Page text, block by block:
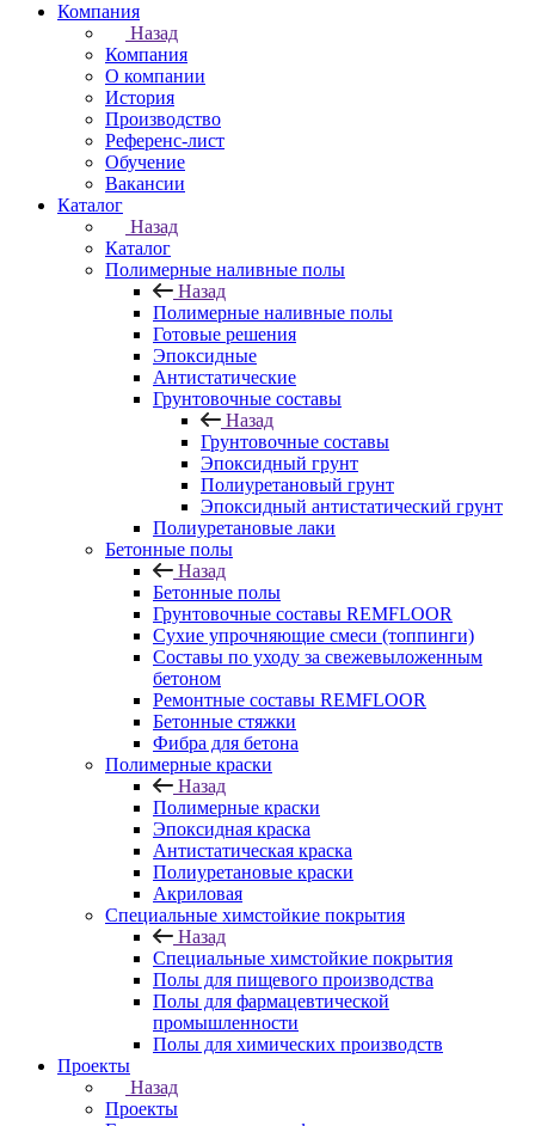
Компания
Назад
Компания
О компании
История
Производство
Референс-лист
Обучение
Вакансии
Каталог
Назад
Каталог
Полимерные наливные полы
Назад
Полимерные наливные полы
Готовые решения
Эпоксидные
Антистатические
Грунтовочные составы
Назад
Грунтовочные составы
Эпоксидный грунт
Полиуретановый грунт
Эпоксидный антистатический грунт
Полиуретановые лаки
Бетонные полы
Назад
Бетонные полы
Грунтовочные составы REMFLOOR
Сухие упрочняющие смеси (топпинги)
Составы по уходу за свежевыложенным
бетоном
Ремонтные составы REMFLOOR
Бетонные стяжки
Фибра для бетона
Полимерные краски
Назад
Полимерные краски
Эпоксидная краска
Антистатическая краска
Полиуретановые краски
Акриловая
Специальные химстойкие покрытия
Назад
Специальные химстойкие покрытия
Полы для пищевого производства
Полы для фармацевтической
промышленности
Полы для химических производств
Проекты
Назад
Проекты